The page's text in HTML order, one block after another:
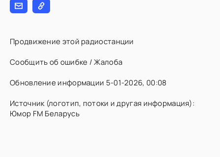
Продвижение этой радиостанции
Сообщить об ошибке / Жалоба
Обновление информации 5-01-2026, 00:08
Источник (логотип, потоки и другая информация):
Юмор FM Беларусь